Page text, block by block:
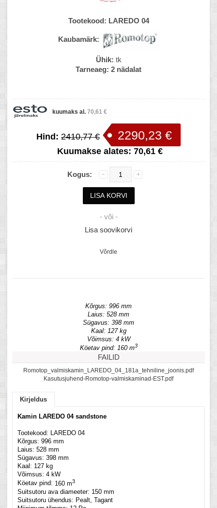
Tootekood: LAREDO 04
Kaubamärk:
Ühik: tk
Tarneaeg: 2 nädalat
kuumaks al. 70,61 €
Hind: 2410,77 € 2290,23 €
Kuumakse alates: 70,61 €
Kogus:
- või -
Lisa soovikorvi
Võrdle
Kõrgus: 996 mm
Laius: 528 mm
Sügavus: 398 mm
Kaal: 127 kg
Võimsus: 4 kW
Köetav pind: 160 m3
FAILID
Romotop_valmiskamin_LAREDO_04_181a_tehniline_joonis.pdf
Kasutusjuhend-Romotop-valmiskaminad-EST.pdf
Kirjeldus
Kamin LAREDO 04 sandstone
Tootekood: LAREDO 04
Kõrgus: 996 mm
Laius: 528 mm
Sügavus: 398 mm
Kaal: 127 kg
Võimsus: 4 kW
Köetav pind: 160 m3
Suitsutoru ava diameeter: 150 mm
Suitsutoru ühendus: Pealt, Tagant